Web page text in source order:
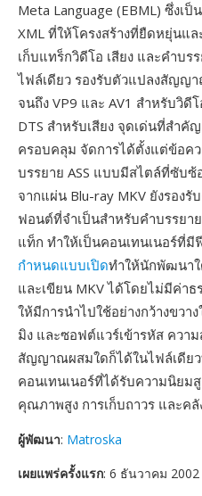
Meta Language (EBML) ซึ่งเ
XML ที่ให้โครงสร้างที่ยืดหยุ่นแ
เก็บแทร็กวิดีโอ เสียง และคำบ
ไฟล์เดียว รองรับตัวแปลงสัญญ
จนถึง VP9 และ AV1 สำหรับวิดี
DTS สำหรับเสียง จุดเด่นที่สำคั
ครอบคลุม จัดการได้ตั้งแต่ข้อค
บรรยาย ASS แบบมีสไตล์ที่ซับ
จากแผ่น Blu-ray MKV ยังรอง
ฟอนต์ที่จำเป็นสำหรับคำบรรยา
แท็ก ทำให้เป็นคอนเทนเนอร์ที่
กำหนดแบบเปิดทำให้นักพัฒนาใ
และเขียน MKV ได้โดยไม่มีค่า
ให้มีการนำไปใช้อย่างกว้างขวา
มิง และซอฟต์แวร์เข้ารหัส ควา
สัญญาณผสมใดก็ได้ในไฟล์เดียว
คอนเทนเนอร์ที่ได้รับความนิยม
คุณภาพสูง การเก็บถาวร และค
ผู้พัฒนา: Matroska
เผยแพร่ครั้งแรก: 6 ธันวาคม 2002